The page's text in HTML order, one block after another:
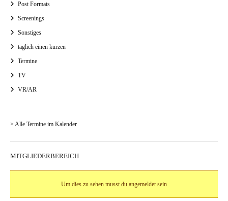
Post Formats
Screenings
Sonstiges
täglich einen kurzen
Termine
TV
VR/AR
> Alle Termine im Kalender
MITGLIEDERBEREICH
Um dies zu sehen musst du angemeldet sein